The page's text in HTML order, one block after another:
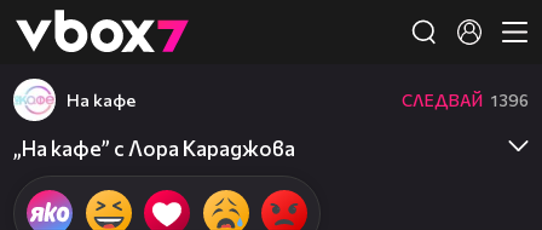
👾
На кафе СЛЕДВАЙ 1396
„На кафе” с Лора Караджова